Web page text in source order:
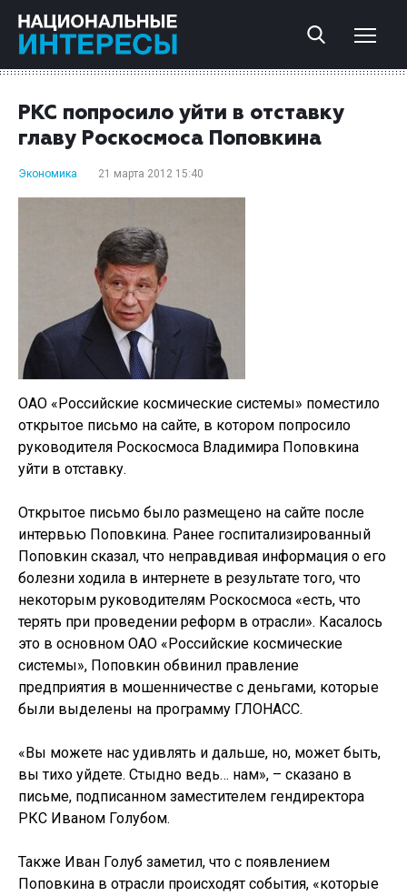
РКС попросило уйти в отставку
главу Роскосмоса Поповкина
Экономика 21 марта 2012 15:40
ОАО «Российские космические системы» поместило
открытое письмо на сайте, в котором попросило
руководителя Роскосмоса Владимира Поповкина
уйти в отставку.
Открытое письмо было размещено на сайте после
интервью Поповкина. Ранее госпитализированный
Поповкин сказал, что неправдивая информация о его
болезни ходила в интернете в результате того, что
некоторым руководителям Роскосмоса «есть, что
терять при проведении реформ в отрасли». Касалось
это в основном ОАО «Российские космические
системы», Поповкин обвинил правление
предприятия в мошенничестве с деньгами, которые
были выделены на программу ГЛОНАСС.
«Вы можете нас удивлять и дальше, но, может быть,
вы тихо уйдете. Стыдно ведь… нам», – сказано в
письме, подписанном заместителем гендиректора
РКС Иваном Голубом.
Также Иван Голуб заметил, что с появлением
Поповкина в отрасли происходят события, «которые